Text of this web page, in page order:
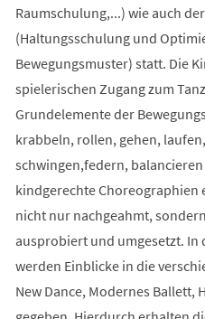
Raumschulung,...) wie auch
(Haltungsschulung und
Bewegungsmuster) statt. Die
spielerischen Zugang zum
Grundelemente der
krabbeln, rollen, gehen,
schwingen,federn,
kindgerechte Choreographien
nicht nur nachgeahmt,
ausprobiert und umgesetzt. In
werden Einblicke in die
New Dance, Modernes Ballett,